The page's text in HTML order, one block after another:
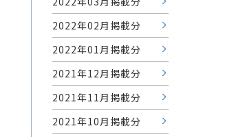
2022年02月掲載分
2022年01月掲載分
2021年12月掲載分
2021年11月掲載分
2021年10月掲載分